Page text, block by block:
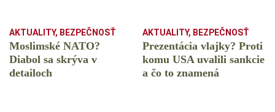
AKTUALITY, BEZPEČNOSŤ
Moslimské NATO?
Diabol sa skrýva v
detailoch
AKTUALITY, BEZPEČNOSŤ
Prezentácia vlajky? Proti
komu USA uvalili sankcie
a čo to znamená